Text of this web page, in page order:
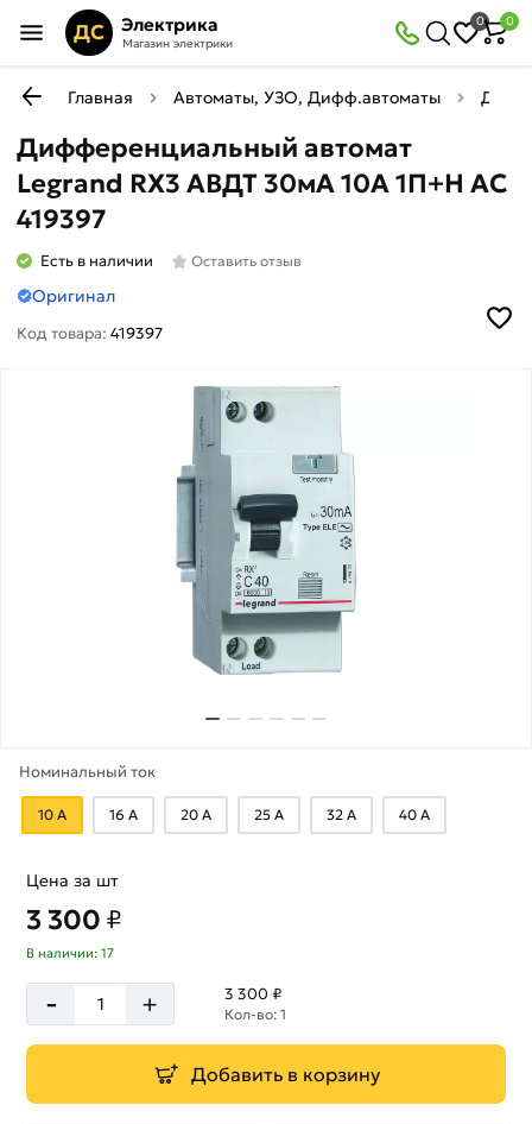
ДС Электрика
Магазин электрики
0 0
Главная Автоматы, УЗО, Дифф.автоматы
Дифференциальный автомат
Legrand RX3 АВДТ 30мА 10А 1П+Н AC
419397
Есть в наличии Оставить отзыв
Оригинал
Код товара:419397
Номинальный ток
10 А 16 А 20 А 25 А 32 А 40 А
Цена за шт
3 300 ₽
В наличии: 17
- + 3 300 ₽
Кол-во: 1
Добавить в корзину